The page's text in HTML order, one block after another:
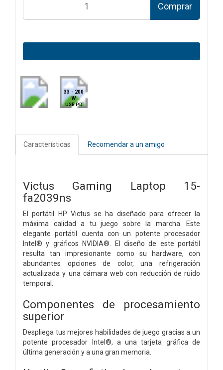
Comprar
33 - 200
W
USB PD
Características Recomendar a un amigo
Victus Gaming Laptop 15-
fa2039ns
El portátil HP Victus se ha diseñado para ofrecer la
máxima calidad a tu juego sobre la marcha. Este
elegante portátil cuenta con un potente procesador
Intel® y gráficos NVIDIA®. El diseño de este portátil
resulta tan impresionante como su hardware, con
abundantes opciones de color, una refrigeración
actualizada y una cámara web con reducción de ruido
temporal.
Componentes de procesamiento
superior
Despliega tus mejores habilidades de juego gracias a un
potente procesador Intel®, a una tarjeta gráfica de
última generación y a una gran memoria.